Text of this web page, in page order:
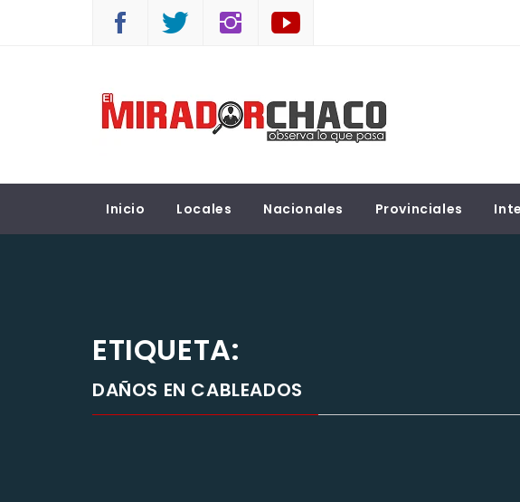
EL MIRADOR CHACO
Inicio Locales Nacionales Provinciales
ETIQUETA:
DAÑOS EN CABLEADOS